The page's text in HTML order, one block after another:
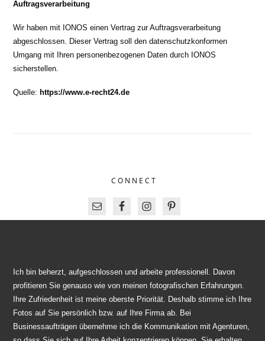
Auftragsverarbeitung
Wir haben mit IONOS einen Vertrag zur Auftragsverarbeitung
abgeschlossen. Dieser Vertrag soll den datenschutzkonformen
Umgang mit Ihren personenbezogenen Daten durch IONOS
sicherstellen.
Quelle:https://www.e-recht24.de
CONNECT
Ich bin beherzt, aufgeschlossen und arbeite professionell. Davon
profitieren Sie genauso wie von meinen fotografischen Erfahrungen.
Ihre Zufriedenheit ist meine oberste Priorität. Deshalb stimme ich Ihre
Fotos auf Sie persönlich bzw. auf Ihre Firma ab. Bei
Businessaufträgen übernehme ich die Kommunikation mit Agenturen,